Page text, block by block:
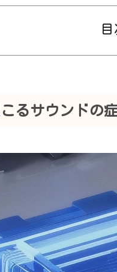
接続で解決するケースが目
こるサウンドの